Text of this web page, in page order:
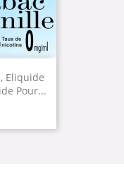
Eliquide
Pour...